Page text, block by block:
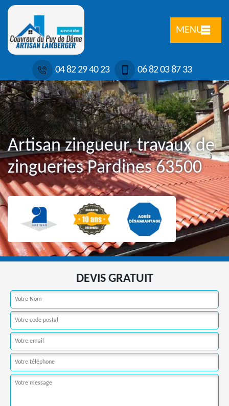
MENU
04 82 29 40 23 06 82 03 87 33
Artisan zingueur, travaux de
zingueries Pardines 63500
DEVIS GRATUIT